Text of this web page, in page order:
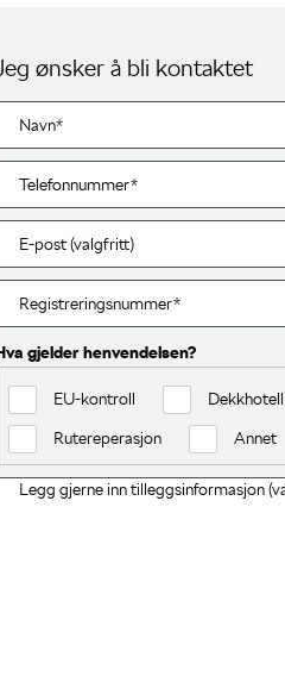
ønsker å bli kontaktet
gjelder henvendelsen?
EU-kontroll Dekkhotell
Rutereperasjon Annet